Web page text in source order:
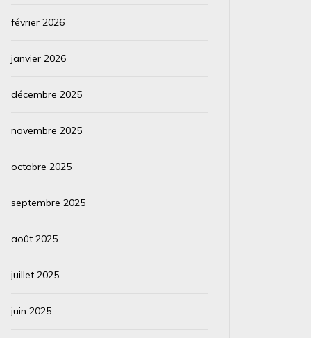
février 2026
janvier 2026
décembre 2025
novembre 2025
octobre 2025
septembre 2025
août 2025
juillet 2025
juin 2025